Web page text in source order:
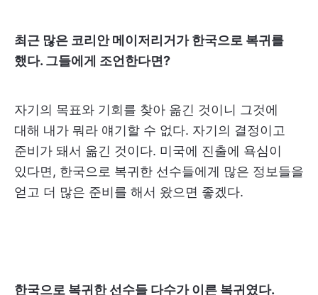
최근 많은 코리안 메이저리거가 한국으로 복귀를
했다. 그들에게 조언한다면?
자기의 목표와 기회를 찾아 옮긴 것이니 그것에
대해 내가 뭐라 얘기할 수 없다. 자기의 결정이고
준비가 돼서 옮긴 것이다. 미국에 진출에 욕심이
있다면, 한국으로 복귀한 선수들에게 많은 정보들을
얻고 더 많은 준비를 해서 왔으면 좋겠다.
한국으로 복귀한 선수들 다수가 이른 복귀였다.